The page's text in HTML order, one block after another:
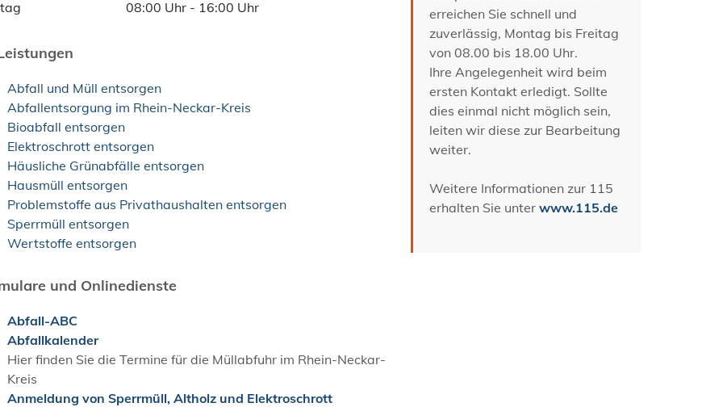
08:00 Uhr - 16:00 Uhr
Abfall und Müll entsorgen
Abfallentsorgung im Rhein-Neckar-Kreis
Bioabfall entsorgen
Elektroschrott entsorgen
Häusliche Grünabfälle entsorgen
Hausmüll entsorgen
Problemstoffe aus Privathaushalten entsorgen
Sperrmüll entsorgen
Wertstoffe entsorgen
und Onlinedienste
Abfall-ABC
Abfallkalender
Hier finden Sie die Termine für die Müllabfuhr im Rhein-Neckar-
Kreis
Anmeldung von Sperrmüll, Altholz und Elektroschrott
erreichen Sie schnell und
zuverlässig, Montag bis Freitag
von 08.00 bis 18.00 Uhr.
Ihre Angelegenheit wird beim
ersten Kontakt erledigt. Sollte
dies einmal nicht möglich sein,
leiten wir diese zur Bearbeitung
weiter.
Weitere Informationen zur 115
erhalten Sie unter www.115.de